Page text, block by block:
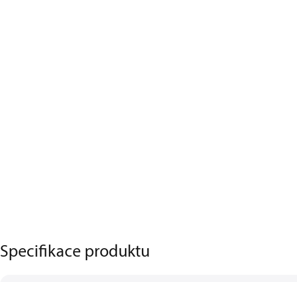
Specifikace produktu